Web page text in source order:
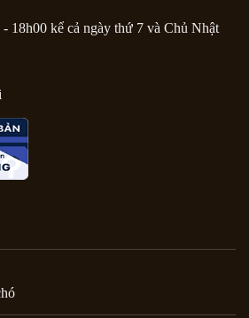
18h00 kể cả ngày thứ 7 và Chủ Nhật